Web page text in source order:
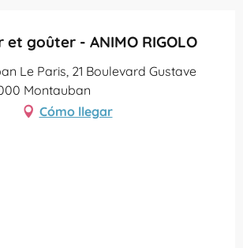
et goûter - ANIMO RIGOLO
Le Paris, 21 Boulevard Gustave
Montauban
Cómo llegar